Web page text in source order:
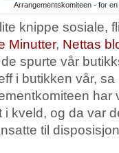
Arrangementskomiteen - for
knippe sosiale,
Minutter, Nettas
spurte vår
i butikken vår,
har
kveld, og da var
til